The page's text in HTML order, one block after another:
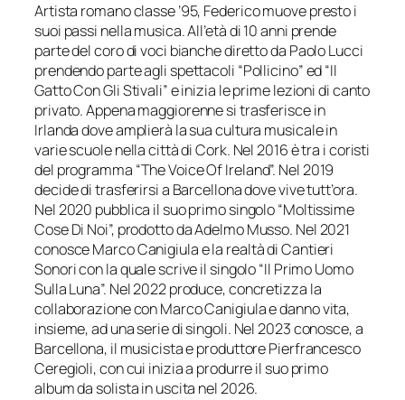
Artista romano classe ’95, Federico muove presto i
suoi passi nella musica. All’età di 10 anni prende
parte del coro di voci bianche diretto da Paolo Lucci
prendendo parte agli spettacoli “Pollicino” ed “Il
Gatto Con Gli Stivali” e inizia le prime lezioni di canto
privato. Appena maggiorenne si trasferisce in
Irlanda dove amplierà la sua cultura musicale in
varie scuole nella città di Cork. Nel 2016 è tra i coristi
del programma “The Voice Of Ireland”. Nel 2019
decide di trasferirsi a Barcellona dove vive tutt’ora.
Nel 2020 pubblica il suo primo singolo “Moltissime
Cose Di Noi”, prodotto da Adelmo Musso. Nel 2021
conosce Marco Canigiula e la realtà di Cantieri
Sonori con la quale scrive il singolo “Il Primo Uomo
Sulla Luna”. Nel 2022 produce, concretizza la
collaborazione con Marco Canigiula e danno vita,
insieme, ad una serie di singoli. Nel 2023 conosce, a
Barcellona, il musicista e produttore Pierfrancesco
Ceregioli, con cui inizia a produrre il suo primo
album da solista in uscita nel 2026.